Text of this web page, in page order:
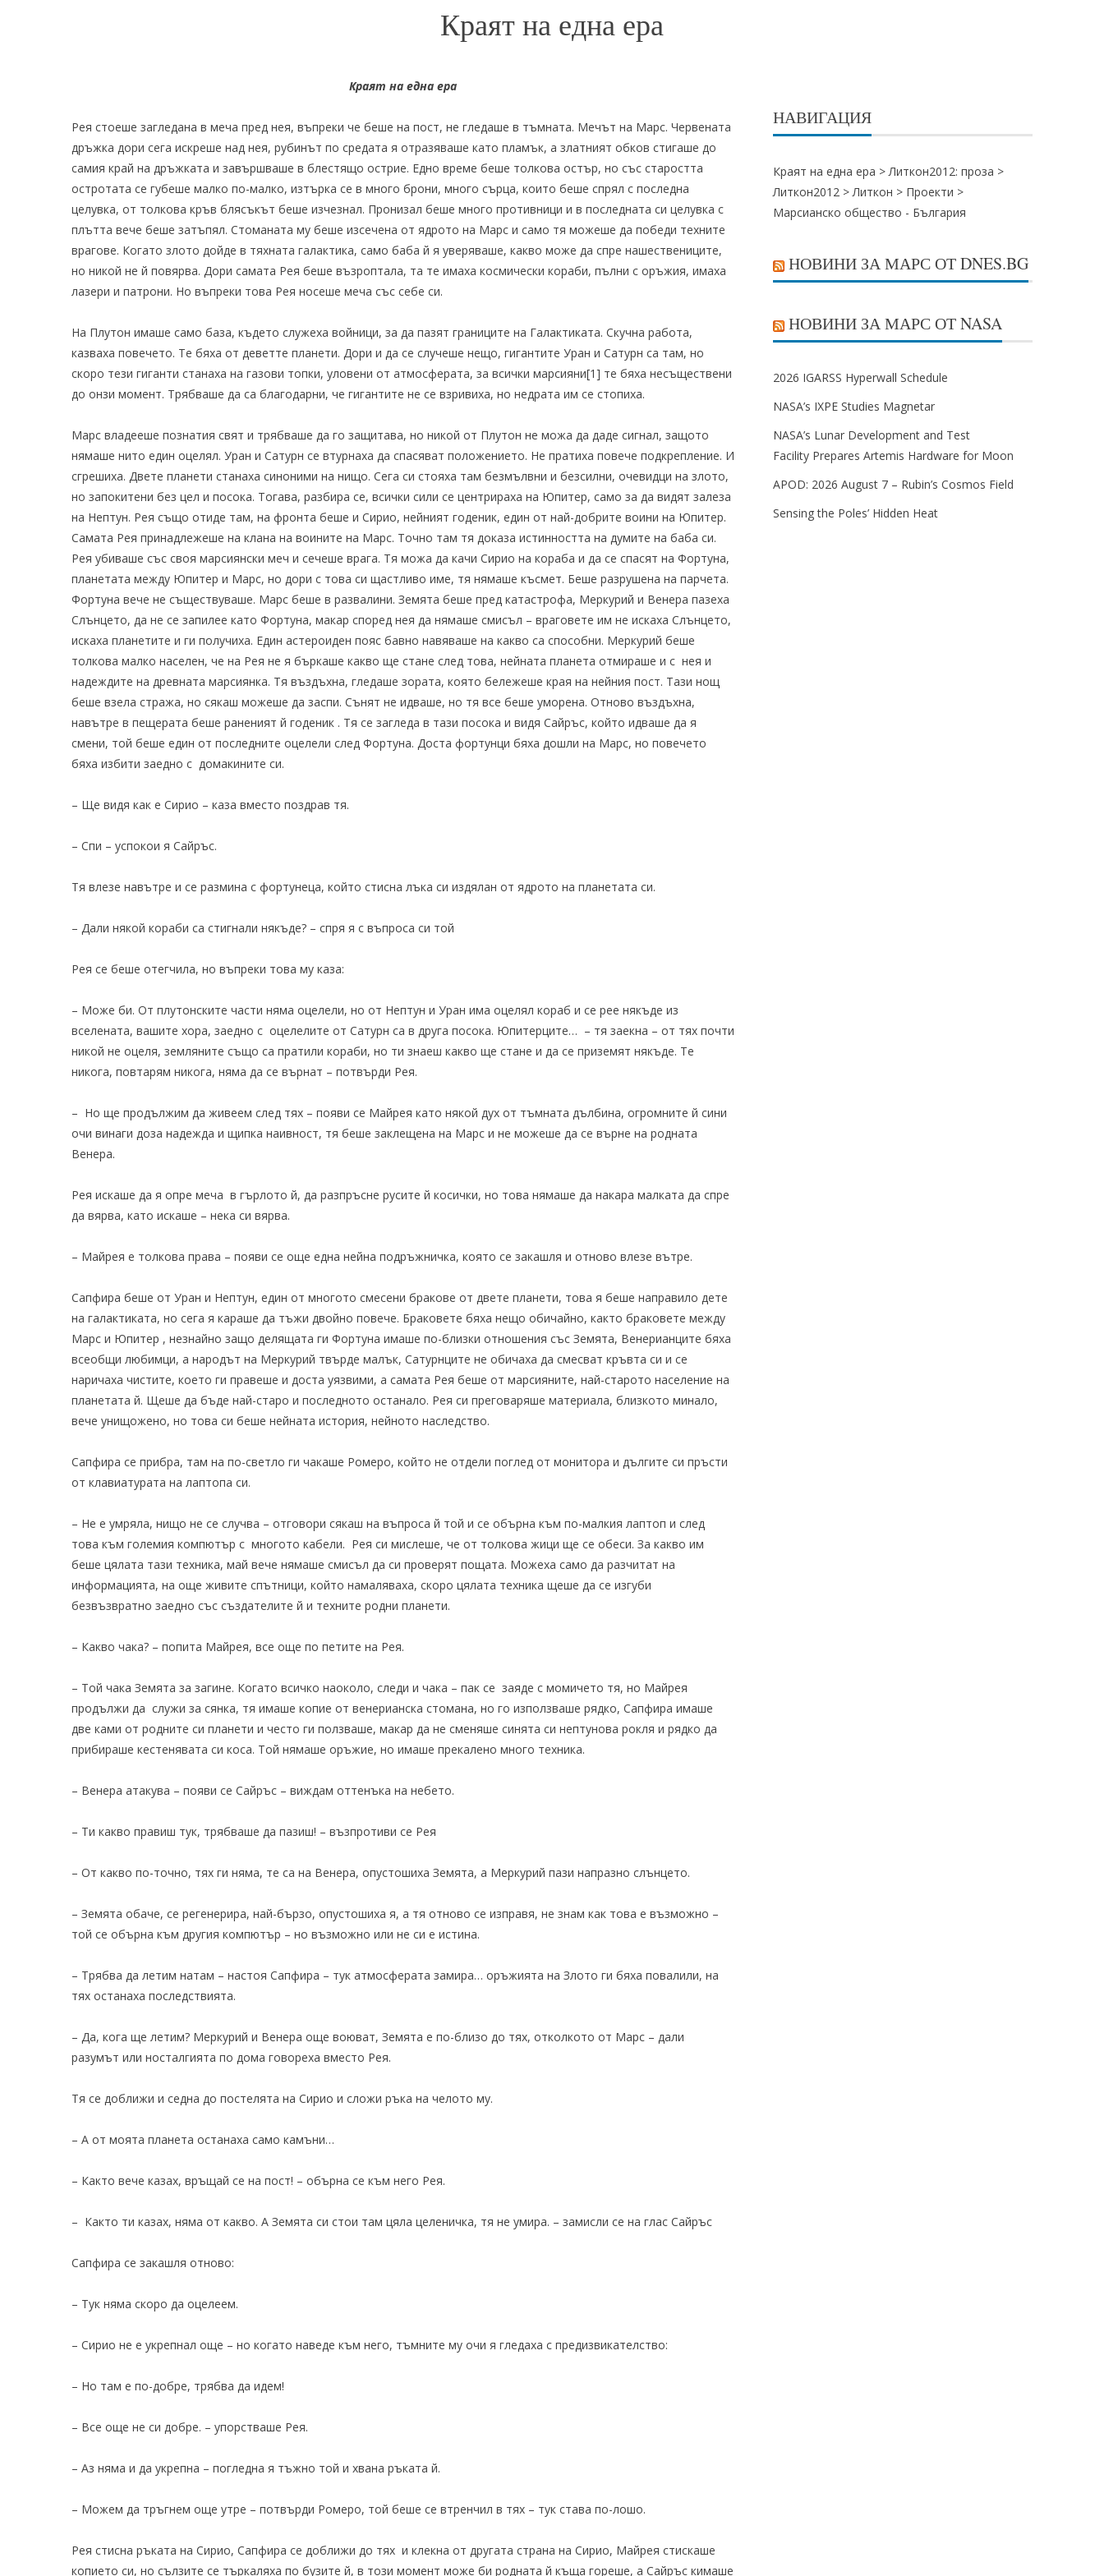
Краят на една ера
Краят на една ера
Рея стоеше загледана в меча пред нея, въпреки че беше на пост, не гледаше в тъмната. Мечът на Марс. Червената
дръжка дори сега искреше над нея, рубинът по средата я отразяваше като пламък, а златният обков стигаше до
самия край на дръжката и завършваше в блестящо острие. Едно време беше толкова остър, но със старостта
остротата се губеше малко по-малко, изтърка се в много брони, много сърца, които беше спрял с последна
целувка, от толкова кръв блясъкът беше изчезнал. Пронизал беше много противници и в последната си целувка с
плътта вече беше затъпял. Стоманата му беше изсечена от ядрото на Марс и само тя можеше да победи техните
врагове. Когато злото дойде в тяхната галактика, само баба й я уверяваше, какво може да спре нашествениците,
но никой не й повярва. Дори самата Рея беше възроптала, та те имаха космически кораби, пълни с оръжия, имаха
лазери и патрони. Но въпреки това Рея носеше меча със себе си.
На Плутон имаше само база, където служеха войници, за да пазят границите на Галактиката. Скучна работа,
казваха повечето. Те бяха от деветте планети. Дори и да се случеше нещо, гигантите Уран и Сатурн са там, но
скоро тези гиганти станаха на газови топки, уловени от атмосферата, за всички марсияни[1] те бяха несъществени
до онзи момент. Трябваше да са благодарни, че гигантите не се взривиха, но недрата им се стопиха.
Марс владееше познатия свят и трябваше да го защитава, но никой от Плутон не можа да даде сигнал, защото
нямаше нито един оцелял. Уран и Сатурн се втурнаха да спасяват положението. Не пратиха повече подкрепление. И
сгрешиха. Двете планети станаха синоними на нищо. Сега си стояха там безмълвни и безсилни, очевидци на злото,
но запокитени без цел и посока. Тогава, разбира се, всички сили се центрираха на Юпитер, само за да видят залеза
на Нептун. Рея също отиде там, на фронта беше и Сирио, нейният годеник, един от най-добрите воини на Юпитер.
Самата Рея принадлежеше на клана на воините на Марс. Точно там тя доказа истинността на думите на баба си.
Рея убиваше със своя марсиянски меч и сечеше врага. Тя можа да качи Сирио на кораба и да се спасят на Фортуна,
планетата между Юпитер и Марс, но дори с това си щастливо име, тя нямаше късмет. Беше разрушена на парчета.
Фортуна вече не съществуваше. Марс беше в развалини. Земята беше пред катастрофа, Меркурий и Венера пазеха
Слънцето, да не се запилее като Фортуна, макар според нея да нямаше смисъл – враговете им не искаха Слънцето,
искаха планетите и ги получиха. Един астероиден пояс бавно навяваше на какво са способни. Меркурий беше
толкова малко населен, че на Рея не я бъркаше какво ще стане след това, нейната планета отмираше и с нея и
надеждите на древната марсиянка. Тя въздъхна, гледаше зората, която бележеше края на нейния пост. Тази нощ
беше взела стража, но сякаш можеше да заспи. Сънят не идваше, но тя все беше уморена. Отново въздъхна,
навътре в пещерата беше раненият й годеник . Тя се загледа в тази посока и видя Сайръс, който идваше да я
смени, той беше един от последните оцелели след Фортуна. Доста фортунци бяха дошли на Марс, но повечето
бяха избити заедно с домакините си.
– Ще видя как е Сирио – каза вместо поздрав тя.
– Спи – успокои я Сайръс.
Тя влезе навътре и се размина с фортунеца, който стисна лъка си издялан от ядрото на планетата си.
– Дали някой кораби са стигнали някъде? – спря я с въпроса си той
Рея се беше отегчила, но въпреки това му каза:
– Може би. От плутонските части няма оцелели, но от Нептун и Уран има оцелял кораб и се рее някъде из
вселената, вашите хора, заедно с оцелелите от Сатурн са в друга посока. Юпитерците… – тя заекна – от тях почти
никой не оцеля, земляните също са пратили кораби, но ти знаеш какво ще стане и да се приземят някъде. Те
никога, повтарям никога, няма да се върнат – потвърди Рея.
– Но ще продължим да живеем след тях – появи се Майрея като някой дух от тъмната дълбина, огромните й сини
очи винаги доза надежда и щипка наивност, тя беше заклещена на Марс и не можеше да се върне на родната
Венера.
Рея искаше да я опре меча в гърлото й, да разпръсне русите й косички, но това нямаше да накара малката да спре
да вярва, като искаше – нека си вярва.
– Майрея е толкова права – появи се още една нейна подръжничка, която се закашля и отново влезе вътре.
Сапфира беше от Уран и Нептун, един от многото смесени бракове от двете планети, това я беше направило дете
на галактиката, но сега я караше да тъжи двойно повече. Браковете бяха нещо обичайно, както браковете между
Марс и Юпитер , незнайно защо делящата ги Фортуна имаше по-близки отношения със Земята, Венерианците бяха
всеобщи любимци, а народът на Меркурий твърде малък, Сатурнците не обичаха да смесват кръвта си и се
наричаха чистите, което ги правеше и доста уязвими, а самата Рея беше от марсияните, най-старото население на
планетата й. Щеше да бъде най-старо и последното останало. Рея си преговаряше материала, близкото минало,
вече унищожено, но това си беше нейната история, нейното наследство.
Сапфира се прибра, там на по-светло ги чакаше Ромеро, който не отдели поглед от монитора и дългите си пръсти
от клавиатурата на лаптопа си.
– Не е умряла, нищо не се случва – отговори сякаш на въпроса й той и се обърна към по-малкия лаптоп и след
това към големия компютър с многото кабели. Рея си мислеше, че от толкова жици ще се обеси. За какво им
беше цялата тази техника, май вече нямаше смисъл да си проверят пощата. Можеха само да разчитат на
информацията, на още живите спътници, който намаляваха, скоро цялата техника щеше да се изгуби
безвъзвратно заедно със създателите й и техните родни планети.
– Какво чака? – попита Майрея, все още по петите на Рея.
– Той чака Земята за загине. Когато всичко наоколо, следи и чака – пак се заяде с момичето тя, но Майрея
продължи да служи за сянка, тя имаше копие от венерианска стомана, но го използваше рядко, Сапфира имаше
две ками от родните си планети и често ги ползваше, макар да не сменяше синята си нептунова рокля и рядко да
прибираше кестенявата си коса. Той нямаше оръжие, но имаше прекалено много техника.
– Венера атакува – появи се Сайръс – виждам оттенъка на небето.
– Ти какво правиш тук, трябваше да пазиш! – възпротиви се Рея
– От какво по-точно, тях ги няма, те са на Венера, опустошиха Земята, а Меркурий пази напразно слънцето.
– Земята обаче, се регенерира, най-бързо, опустошиха я, а тя отново се изправя, не знам как това е възможно –
той се обърна към другия компютър – но възможно или не си е истина.
– Трябва да летим натам – настоя Сапфира – тук атмосферата замира… оръжията на Злото ги бяха повалили, на
тях останаха последствията.
– Да, кога ще летим? Меркурий и Венера още воюват, Земята е по-близо до тях, отколкото от Марс – дали
разумът или носталгията по дома говореха вместо Рея.
Тя се доближи и седна до постелята на Сирио и сложи ръка на челото му.
– А от моята планета останаха само камъни…
– Както вече казах, връщай се на пост! – обърна се към него Рея.
– Както ти казах, няма от какво. А Земята си стои там цяла целеничка, тя не умира. – замисли се на глас Сайръс
Сапфира се закашля отново:
– Тук няма скоро да оцелеем.
– Сирио не е укрепнал още – но когато наведе към него, тъмните му очи я гледаха с предизвикателство:
– Но там е по-добре, трябва да идем!
– Все още не си добре. – упорстваше Рея.
– Аз няма и да укрепна – погледна я тъжно той и хвана ръката й.
– Можем да тръгнем още утре – потвърди Ромеро, той беше се втренчил в тях – тук става по-лошо.
Рея стисна ръката на Сирио, Сапфира се доближи до тях и клекна от другата страна на Сирио, Майрея стискаше
копието си, но сълзите се търкаляха по бузите й, в този момент може би родната й къща гореше, а Сайръс кимаше
НАВИГАЦИЯ
Краят на една ера >Литкон2012: проза >
Литкон2012 >Литкон > Проекти >
Марсианско общество - България
НОВИНИ ЗА МАРС ОТ DNES.BG
НОВИНИ ЗА МАРС ОТ NASA
2026 IGARSS Hyperwall Schedule
NASA’s IXPE Studies Magnetar
NASA’s Lunar Development and Test
Facility Prepares Artemis Hardware for Moon
APOD: 2026 August 7 – Rubin’s Cosmos Field
Sensing the Poles’ Hidden Heat